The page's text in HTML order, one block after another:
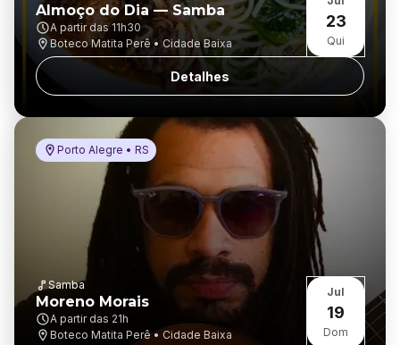
Almoço do Dia — Samba
A partir das11h30
Boteco Matita Perê • Cidade Baixa
23
Qui
Detalhes
Porto Alegre • RS
Samba
Moreno Morais
A partir das 21h
Boteco Matita Perê • Cidade Baixa
Jul
19
Dom